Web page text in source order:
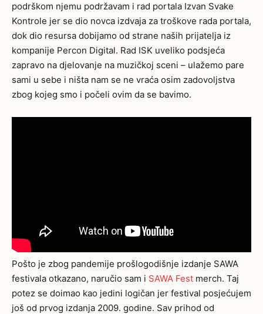
podrškom njemu podržavam i rad portala Izvan Svake
Kontrole jer se dio novca izdvaja za troškove rada portala,
dok dio resursa dobijamo od strane naših prijatelja iz
kompanije Percon Digital. Rad ISK uveliko podsjeća
zapravo na djelovanje na muzičkoj sceni – ulažemo pare
sami u sebe i ništa nam se ne vraća osim zadovoljstva
zbog kojeg smo i počeli ovim da se bavimo.
Pošto je zbog pandemije prošlogodišnje izdanje SAWA
festivala otkazano, naručio sam i SAWA Fest merch. Taj
potez se doimao kao jedini logičan jer festival posjećujem
još od prvog izdanja 2009. godine. Sav prihod od